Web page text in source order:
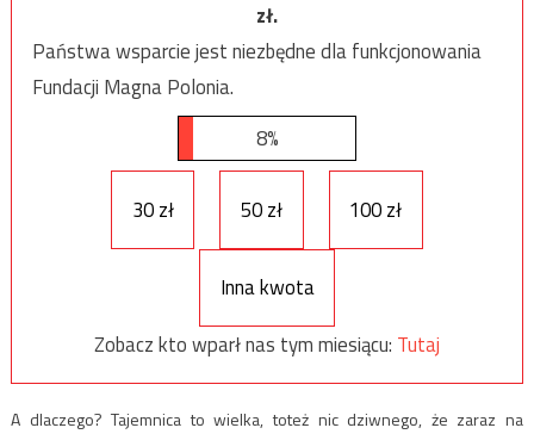
zł.
Państwa wsparcie jest niezbędne dla funkcjonowania
Fundacji Magna Polonia.
8%
30 zł 50 zł 100 zł
Inna kwota
Zobacz kto wparł nas tym miesiącu: Tutaj
A dlaczego? Tajemnica to wielka, toteż nic dziwnego, że zaraz na